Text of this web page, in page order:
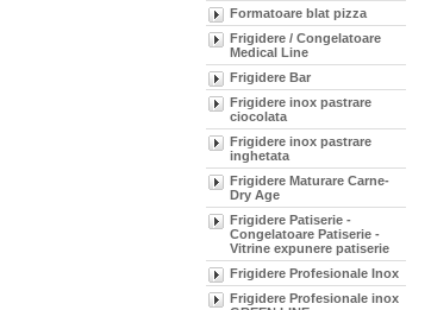
Formatoare blat pizza
Frigidere / Congelatoare
Medical Line
Frigidere Bar
Frigidere inox pastrare
ciocolata
Frigidere inox pastrare
inghetata
Frigidere Maturare Carne-
Dry Age
Frigidere Patiserie -
Congelatoare Patiserie -
Vitrine expunere patiserie
Frigidere Profesionale Inox
Frigidere Profesionale inox